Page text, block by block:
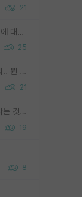
21
우리 교수도 나한테 이러던데... 현업에 대해 이해가 전혀 없고, 자기 말이면 다 되는 줄 알고. 학위동안 지도는 커녕 잡일만 시켜놓고 이제와서 주기적으로 연락 없으면 싸가지 없는 제자가 되버림.
25
그.. 니가 좀 똑똑해질 생각도 좀 해봐.. 뭔 연구를 선배랑 계속 같이할 생각을하냐 박사과정이
21
그런 곳에 석사를 가면 더더욱 안된다는 것을 깨달으시면 된겁니다!
19
8